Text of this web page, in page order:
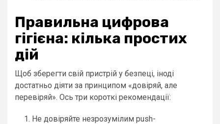
Правильна цифрова
гігієна: кілька простих
дій
Щоб зберегти свій пристрій у безпеці, іноді
достатньо діяти за принципом «довіряй, але
перевіряй». Ось три короткі рекомендації:
Не довіряйте незрозумілим push-